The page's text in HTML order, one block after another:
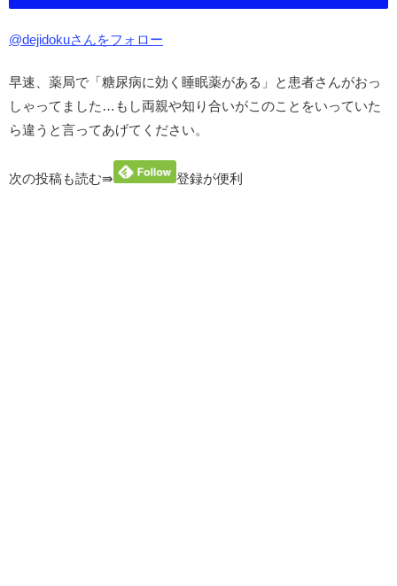
@dejidokuさんをフォロー
早速、薬局で「糖尿病に効く睡眠薬がある」と患者さんがおっ
しゃってました…もし両親や知り合いがこのことをいっていた
ら違うと言ってあげてください。
次の投稿も読む⇛ 登録が便利